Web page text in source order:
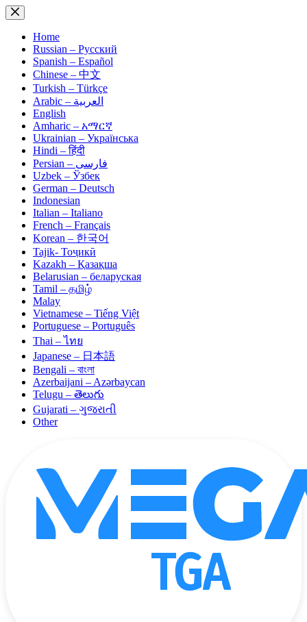
Skip
to
contentHome
Russian – Русский
Spanish – Español
Chinese – 中文
Turkish – Türkçe
Arabic – العربية
English
Amharic – አማርኛ
Ukrainian – Українська
Hindi – हिंदी
Persian – فارسی
Uzbek – Ўзбек
German – Deutsch
Indonesian
Italian – Italiano
French – Français
Korean – 한국어
Tajik- Тоҷикӣ
Kazakh – Қазақша
Belarusian – беларуская
Tamil – தமிழ்
Malay
Vietnamese – Tiếng Việt
Portuguese – Português
Thai – ไทย
Japanese – 日本語
Bengali – বাংলা
Azerbaijani – Azərbaycan
Telugu – తెలుగు
Gujarati – ગુજરાતી
Other